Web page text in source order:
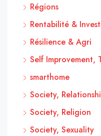
Régions
Rentabilité &
Résilience & Agri
Self Improvement,
smarthome
Society,
Society, Religion
Society, Sexuality